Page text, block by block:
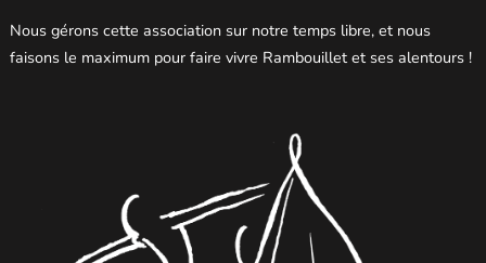
Nous gérons cette association sur notre temps libre, et nous
faisons le maximum pour faire vivre Rambouillet et ses alentours !